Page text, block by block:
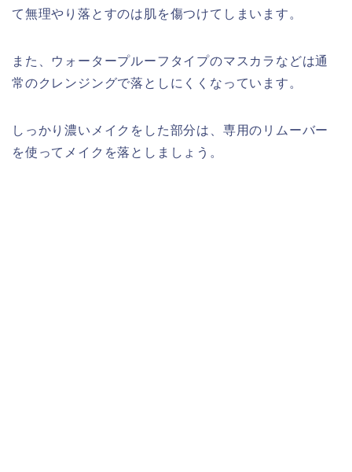
て無理やり落とすのは肌を傷つけてしまいます。
また、ウォータープルーフタイプのマスカラなどは通
常のクレンジングで落としにくくなっています。
しっかり濃いメイクをした部分は、専用のリムーバー
を使ってメイクを落としましょう。